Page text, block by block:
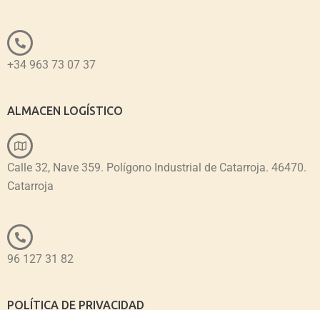
+34 963 73 07 37
ALMACEN LOGÍSTICO
Calle 32, Nave 359. Polígono Industrial de Catarroja. 46470.
Catarroja
96 127 31 82
POLÍTICA DE PRIVACIDAD